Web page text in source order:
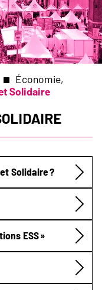
Économie,
Solidaire
Solidaire ?
ESS »